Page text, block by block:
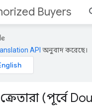
Buyers
API অনুবাদ করেছে।
(পূর্বে